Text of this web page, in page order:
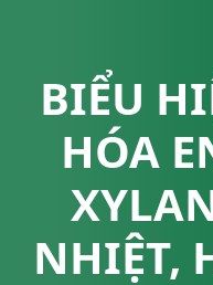
BIỂU
HÓA
NHIỆT,